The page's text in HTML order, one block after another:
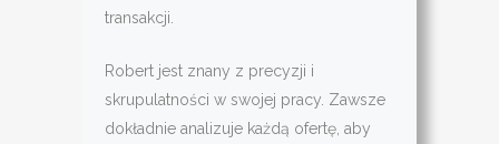
transakcji.
Robert jest znany z precyzji i
skrupulatności w swojej pracy. Zawsze
dokładnie analizuje każdą ofertę, aby